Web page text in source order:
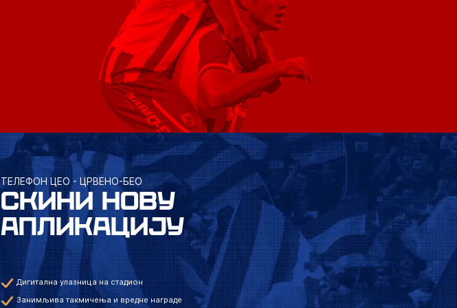
ТЕЛЕФОН ЦЕО - ЦРВЕНО-БЕО
СКИНИ НОВУ
АПЛИКАЦИЈУ
Дигитална улазница на стадион
Занимљива такмичења и вредне награде